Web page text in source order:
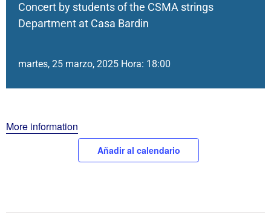
Concert by students of the CSMA strings
Department at Casa Bardin
martes, 25 marzo, 2025 Hora: 18:00
More information
Añadir al calendario